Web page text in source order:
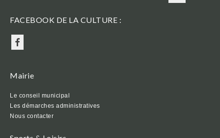
FACEBOOK DE LA CULTURE :
Mairie
Le conseil municipal
Les démarches administratives
Nous contacter